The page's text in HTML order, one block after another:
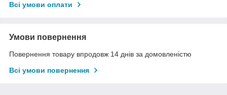
Всі умови оплати
Умови повернення
Повернення товару впродовж 14 днів за домовленістю
Всі умови повернення